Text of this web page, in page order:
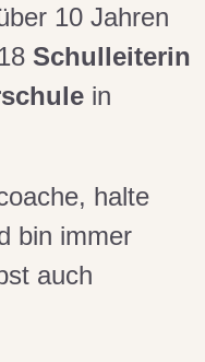
10 Jahren
Schulleiterin
in
halte
bin immer
auch